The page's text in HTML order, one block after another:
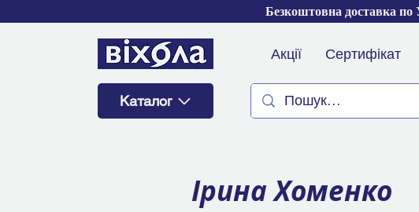
Каталог
Безкоштовна доставка по
Акції Сертифікат
Ірина Хоменко